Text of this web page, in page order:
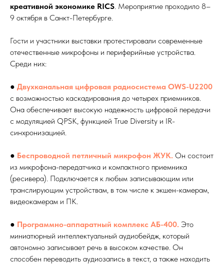
креативной экономике RICS. Мероприятие проходило 8–
9 октября в Санкт-Петербурге.
Гости и участники выставки протестировали современные
отечественные микрофоны и периферийные устройства.
Среди них:
● Двухканальная цифровая радиосистема OWS-U2200
с возможностью каскадирования до четырех приемников.
Она обеспечивает высокую надежность цифровой передачи
с модуляцией QPSK, функцией True Diversity и IR-
синхронизацией.
● Беспроводной петличный микрофон ЖУК. Он состоит
из микрофона-передатчика и компактного приемника
(ресивера). Подключается к любым записывающим или
транслирующим устройствам, в том числе к экшен-камерам,
видеокамерам и ПК.
● Программно-аппаратный комплекс АБ-400. Это
миниатюрный интеллектуальный аудиобейдж, который
автономно записывает речь в высоком качестве. Он
способен переводить аудиозапись в текст, а также находить